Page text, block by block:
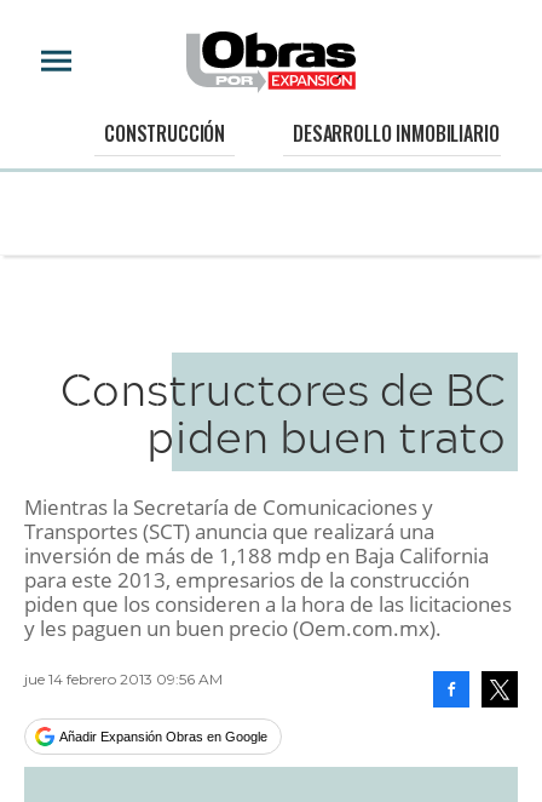
CONSTRUCCIÓN DESARROLLO INMOBILIARIO
Constructores de BC
piden buen trato
Mientras la Secretaría de Comunicaciones y
Transportes (SCT) anuncia que realizará una
inversión de más de 1,188 mdp en Baja California
para este 2013, empresarios de la construcción
piden que los consideren a la hora de las licitaciones
y les paguen un buen precio (Oem.com.mx).
jue 14 febrero 2013 09:56 AM
Añadir Expansión Obras en Google